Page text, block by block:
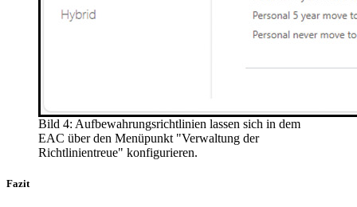
Bild 4: Aufbewahrungsrichtlinien lassen sich in dem
EAC über den Menüpunkt "Verwaltung der
Richtlinientreue" konfigurieren.
Fazit